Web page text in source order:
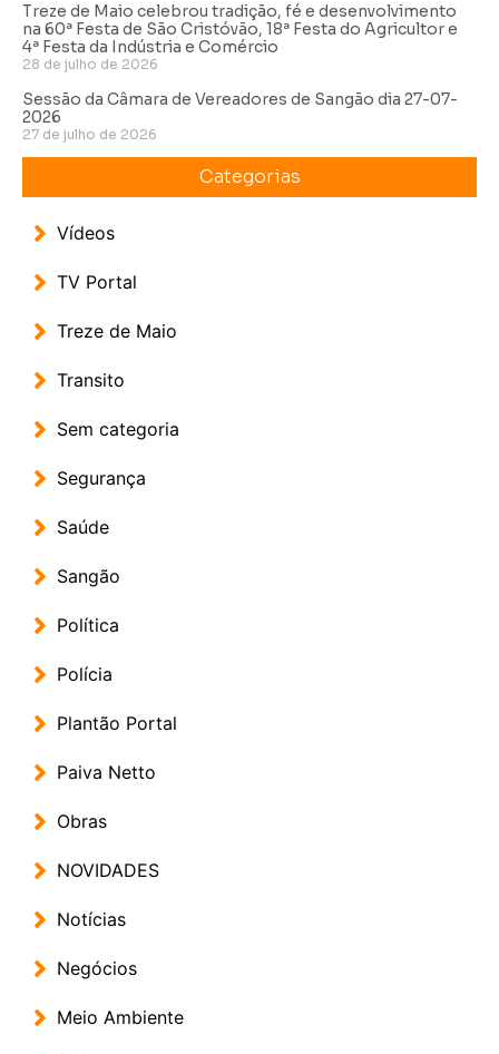
Treze de Maio celebrou tradição, fé e desenvolvimento
na 60ª Festa de São Cristóvão, 18ª Festa do Agricultor e
4ª Festa da Indústria e Comércio
28 de julho de 2026
Sessão da Câmara de Vereadores de Sangão dia 27-07-
2026
27 de julho de 2026
Categorias
Vídeos
TV Portal
Treze de Maio
Transito
Sem categoria
Segurança
Saúde
Sangão
Política
Polícia
Plantão Portal
Paiva Netto
Obras
NOVIDADES
Notícias
Negócios
Meio Ambiente